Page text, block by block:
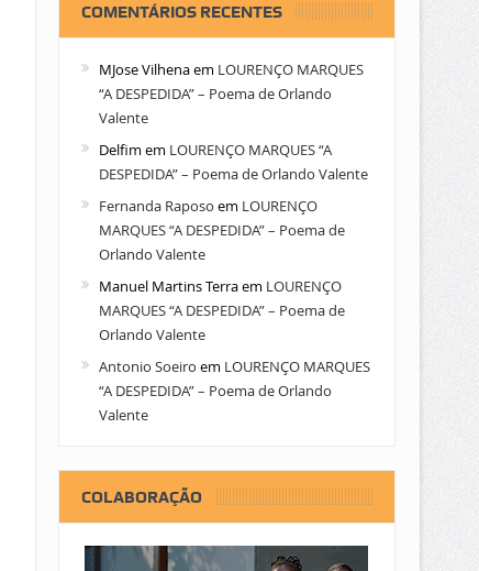
COMENTÁRIOS RECENTES
MJose Vilhenaem LOURENÇO MARQUES
“A DESPEDIDA” – Poema de Orlando
Valente
Delfim em LOURENÇO MARQUES “A
DESPEDIDA” – Poema de Orlando Valente
Fernanda Raposo em LOURENÇO
MARQUES “A DESPEDIDA” – Poema de
Orlando Valente
Manuel Martins Terraem LOURENÇO
MARQUES “A DESPEDIDA” – Poema de
Orlando Valente
Antonio Soeiro em LOURENÇO MARQUES
“A DESPEDIDA” – Poema de Orlando
Valente
COLABORAÇÃO